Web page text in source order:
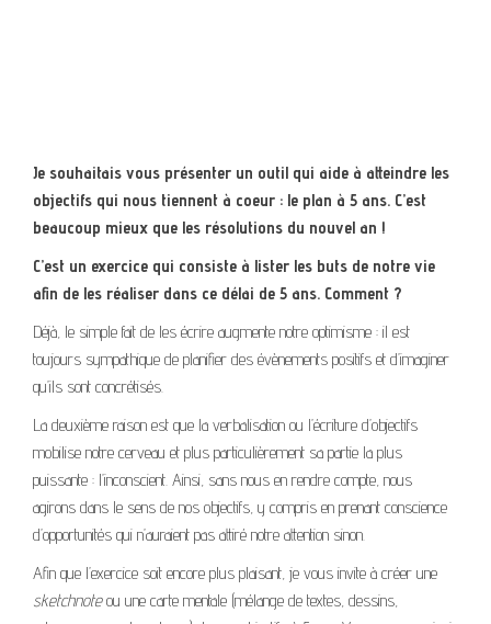
Je souhaitais vous présenter un outil qui aide à atteindre les
objectifs qui nous tiennent à coeur : le plan à 5 ans. C’est
beaucoup mieux que les résolutions du nouvel an !
C’est un exercice qui consiste à lister les buts de notre vie
afin de les réaliser dans ce délai de 5 ans. Comment ?
Déjà, le simple fait de les écrire augmente notre optimisme : il est
toujours sympathique de planifier des évènements positifs et d’imaginer
qu’ils sont concrétisés.
La deuxième raison est que la verbalisation ou l’écriture d’objectifs
mobilise notre cerveau et plus particulièrement sa partie la plus
puissante : l’inconscient. Ainsi, sans nous en rendre compte, nous
agirons dans le sens de nos objectifs, y compris en prenant conscience
d’opportunités qui n’auraient pas attiré notre attention sinon.
Afin que l’exercice soit encore plus plaisant, je vous invite à créer une
sketchnoteou une carte mentale (mélange de textes, dessins,